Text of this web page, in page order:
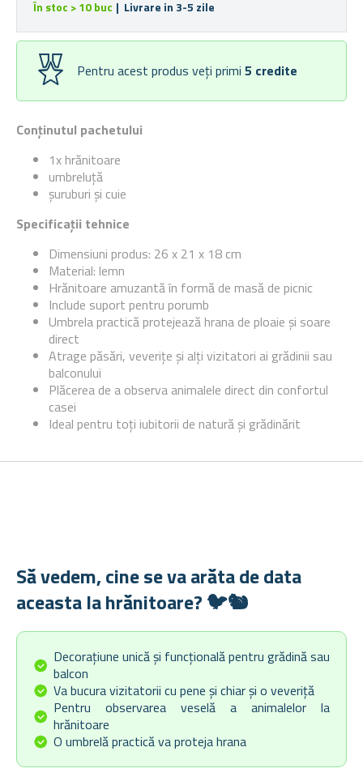
Conținutul pachetului
1x hrănitoare
umbreluță
șuruburi și cuie
Specificații tehnice
Dimensiuni produs: 26 x 21 x 18 cm
Material: lemn
Hrănitoare amuzantă în formă de masă de picnic
Include suport pentru porumb
Umbrela practică protejează hrana de ploaie și soare
direct
Atrage păsări, veverițe și alți vizitatori ai grădinii sau
balconului
Plăcerea de a observa animalele direct din confortul
casei
Ideal pentru toți iubitorii de natură și grădinărit
În stoc > 10 buc | Livrare in 3-5 zile
Pentru acest produs veți primi 5 credite
Să vedem, cine se va arăta de data
aceasta la hrănitoare? 🐦🐿️
Decorațiune unică și funcțională pentru grădină sau
balcon
Va bucura vizitatorii cu pene și chiar și o veveriță
Pentru observarea veselă a animalelor la
hrănitoare
O umbrelă practică va proteja hrana